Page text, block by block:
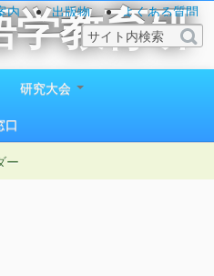
学教育研
創立
内 出版物
よくある質問
研究大会
口
ー